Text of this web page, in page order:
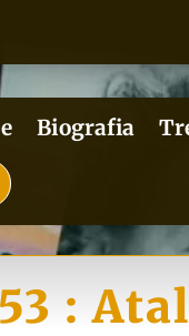
Biografia
: